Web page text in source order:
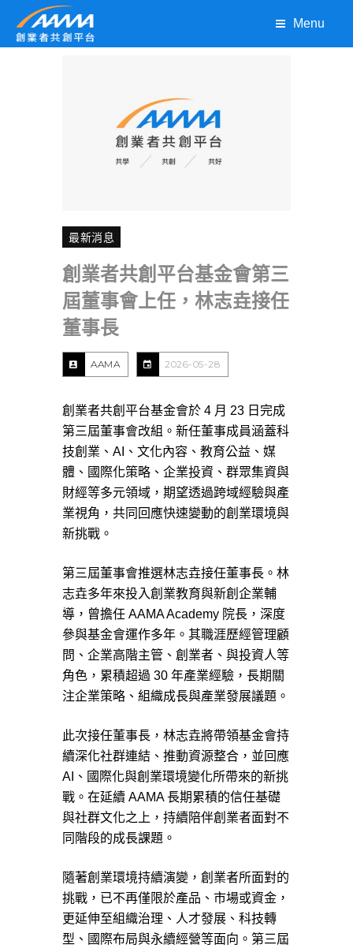
Menu
最新消息
創業者共創平台基金會第三
屆董事會上任，林志垚接任
董事長
AAMA 2026-05-28
創業者共創平台基金會於 4 月 23 日完成
第三屆董事會改組。新任董事成員涵蓋科
技創業、AI、文化內容、教育公益、媒
體、國際化策略、企業投資、群眾集資與
財經等多元領域，期望透過跨域經驗與產
業視角，共同回應快速變動的創業環境與
新挑戰。
第三屆董事會推選林志垚接任董事長。林
志垚多年來投入創業教育與新創企業輔
導，曾擔任 AAMA Academy 院長，深度
參與基金會運作多年。其職涯歷經管理顧
問、企業高階主管、創業者、與投資人等
角色，累積超過 30 年產業經驗，長期關
注企業策略、組織成長與產業發展議題。
此次接任董事長，林志垚將帶領基金會持
續深化社群連結、推動資源整合，並回應
AI、國際化與創業環境變化所帶來的新挑
戰。在延續 AAMA 長期累積的信任基礎
與社群文化之上，持續陪伴創業者面對不
同階段的成長課題。
隨著創業環境持續演變，創業者所面對的
挑戰，已不再僅限於產品、市場或資金，
更延伸至組織治理、人才發展、科技轉
型、國際布局與永續經營等面向。第三屆